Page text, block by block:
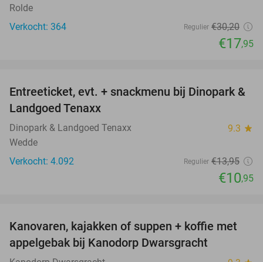
Rolde
Verkocht: 364
Regulier €30,20
€17,95
22%
Entreeticket, evt. + snackmenu bij Dinopark &
Landgoed Tenaxx
Dinopark & Landgoed Tenaxx 9.3 star
Wedde
Verkocht: 4.092
Regulier €13,95
€10,95
45%
Kanovaren, kajakken of suppen + koffie met
appelgebak bij Kanodorp Dwarsgracht